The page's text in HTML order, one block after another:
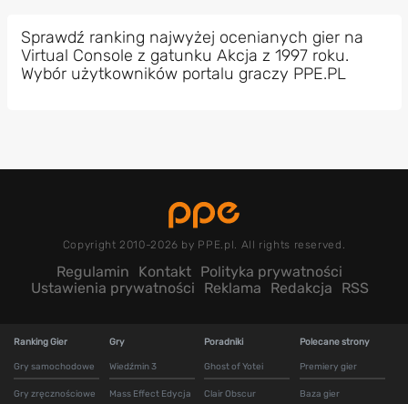
Sprawdź ranking najwyżej ocenianych gier na
Virtual Console z gatunku Akcja z 1997 roku.
Wybór użytkowników portalu graczy PPE.PL
Copyright 2010-2026 by PPE.pl. All rights reserved.
Regulamin Kontakt Polityka prywatności
Ustawienia prywatności
Reklama Redakcja RSS
Ranking Gier
Gry samochodowe
Gry zręcznościowe
Gry
Wiedźmin 3
Mass Effect Edycja
Poradniki
Ghost of Yotei
Clair Obscur
Polecane strony
Premiery gier
Baza gier